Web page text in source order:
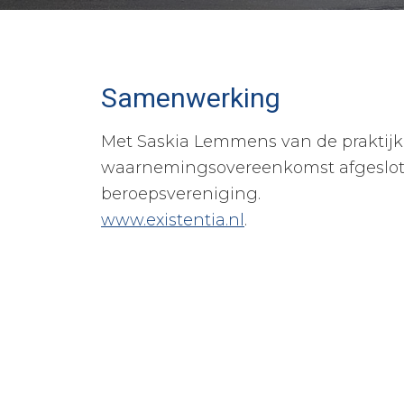
Samenwerking
Met Saskia Lemmens van de
waarnemingsovereenkomst
beroepsvereniging.
www.existentia.nl .